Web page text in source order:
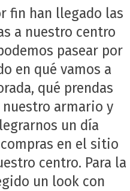
fin han llegado las
a nuestro centro
pasear por
en qué vamos a
qué prendas
armario y
un día
en el sitio
centro. Para la
un look con